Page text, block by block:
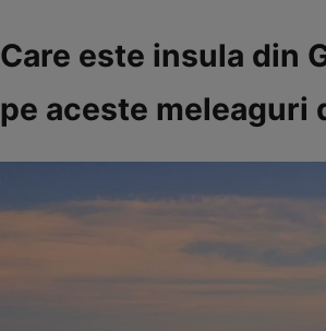
Care este insula din
pe aceste meleaguri